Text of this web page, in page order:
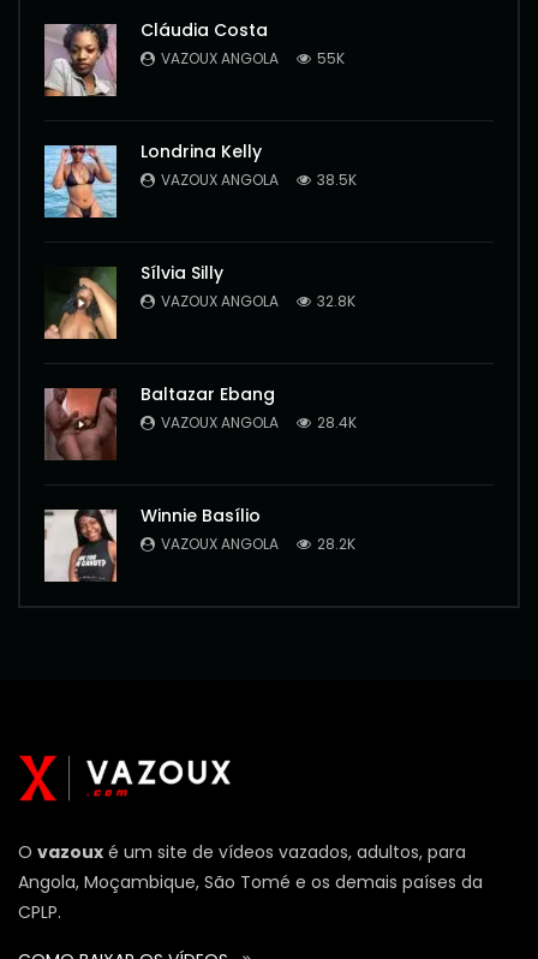
Cláudia Costa
VAZOUX ANGOLA 55K
Londrina Kelly
VAZOUX ANGOLA 38.5K
Sílvia Silly
VAZOUX ANGOLA 32.8K
Baltazar Ebang
VAZOUX ANGOLA 28.4K
Winnie Basílio
VAZOUX ANGOLA 28.2K
O vazoux é um site de vídeos vazados, adultos, para
Angola, Moçambique, São Tomé e os demais países da
CPLP.